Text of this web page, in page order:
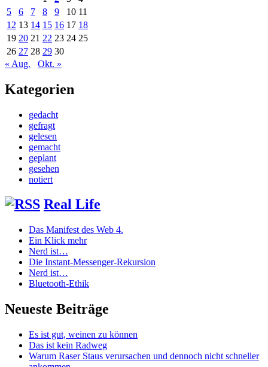
5
6 7 8 9 10 11
12 13 14 15 16 17 18
19 20 21 22 23 24 25
26 27 28 29 30
« Aug.
Okt. »
Kategorien
gedacht
gefragt
gelesen
gemacht
geplant
gesehen
notiert
Real Life
Das Manifest des Web 4.
Ein Klick mehr
Nerd ist…
Die Instant-Messenger-Rekursion
Nerd ist…
Bluetooth-Ethik
Neueste Beiträge
Es ist gut, weinen zu können
Das ist kein Radweg
Warum Raser Staus verursachen und dennoch nicht schneller